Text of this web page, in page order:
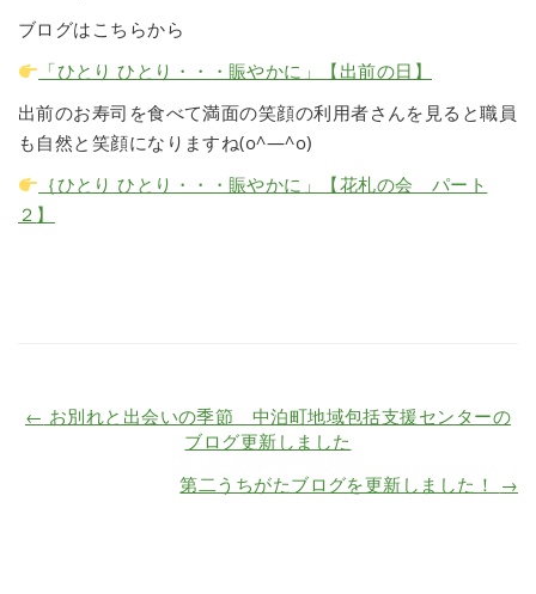
ブログはこちらから
「ひとり ひとり・・・賑やかに」【出前の日】
出前のお寿司を食べて満面の笑顔の利用者さんを見ると職員
も自然と笑顔になりますね(o^―^o)
｛ひとり ひとり・・・賑やかに」【花札の会 パート
２ 】
← お別れと出会いの季節 中泊町地域包括支援センターの
ブログ更新しました
第二うちがたブログを更新しました！
→